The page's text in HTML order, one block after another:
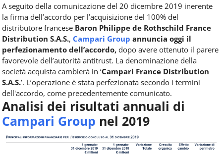
A seguito della comunicazione del 20 dicembre 2019 inerente
la firma dell’accordo per l’acquisizione del 100% del
distributore francese Baron Philippe de Rothschild France
Distribution S.A.S., Campari Group annuncia oggi il
perfezionamento dell’accordo, dopo avere ottenuto il parere
favorevole dell’autorità antitrust. La denominazione della
società acquista cambierà in ‘Campari France Distribution
S.A.S.’. L’operazione è stata perfezionata secondo i termini
dell'accordo, come precedentemente comunicato.
Analisi dei risultati annuali di
Campari Group nel 2019